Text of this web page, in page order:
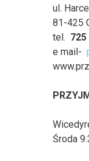
ul.
81-425
tel. 725
e mail-
Środa